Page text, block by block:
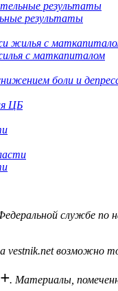
результаты
с маткапиталом
боли и
ЦБ
службе по
возможно
. Материалы,